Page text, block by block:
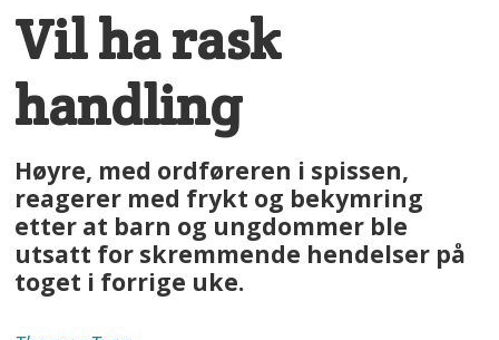
Vil ha rask
handling
Høyre, med ordføreren i spissen,
reagerer med frykt og bekymring
etter at barn og ungdommer ble
utsatt for skremmende hendelser på
toget i forrige uke.